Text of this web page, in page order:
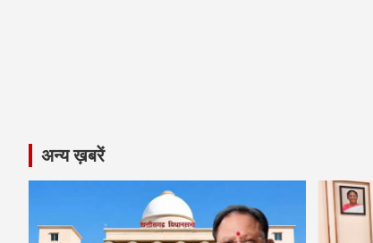
अन्य ख़बरें